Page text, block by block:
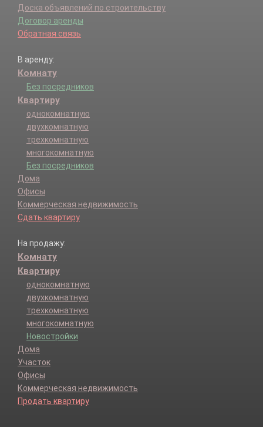
Доска объявлений по строительству
Договор аренды
Обратная связь
В аренду:
Комнату
Без посредников
Квартиру
однокомнатную
двухкомнатную
трехкомнатную
многокомнатную
Без посредников
Дома
Офисы
Коммерческая недвижимость
Сдать квартиру
На продажу:
Комнату
Квартиру
однокомнатную
двухкомнатную
трехкомнатную
многокомнатную
Новостройки
Дома
Участок
Офисы
Коммерческая недвижимость
Продать квартиру